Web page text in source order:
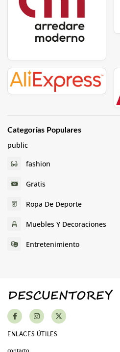
Categorías Populares
public
fashion
Gratis
Ropa De Deporte
Muebles Y Decoraciones
Entretenimiento
ENLACES ÚTILES
contacto